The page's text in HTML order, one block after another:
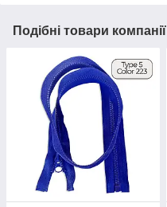
Подібні товари компанії